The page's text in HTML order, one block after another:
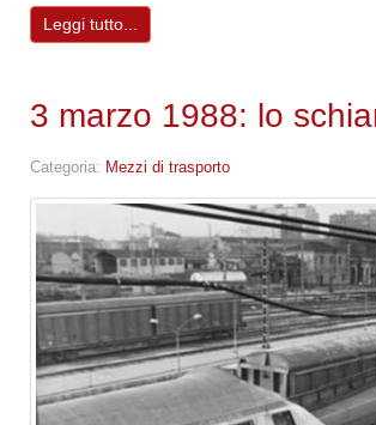
Leggi tutto...
3 marzo 1988: lo
Categoria: Mezzi di trasporto